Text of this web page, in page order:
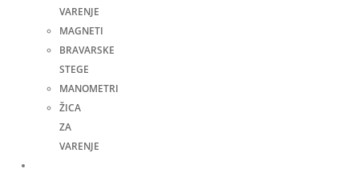
VARENJE
MAGNETI
BRAVARSKE
STEGE
MANOMETRI
ŽICA
ZA
VARENJE